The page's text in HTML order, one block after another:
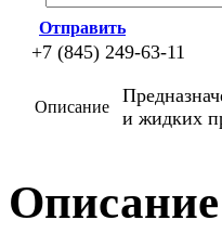
Отправить
+7 (845) 249-63-11
Описание
и жидких
Описание